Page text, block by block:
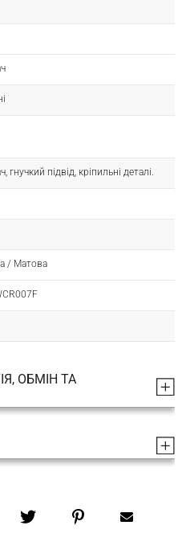
гнучкий підвід, кріпильні деталі.
/ Матова
ОБМІН ТА